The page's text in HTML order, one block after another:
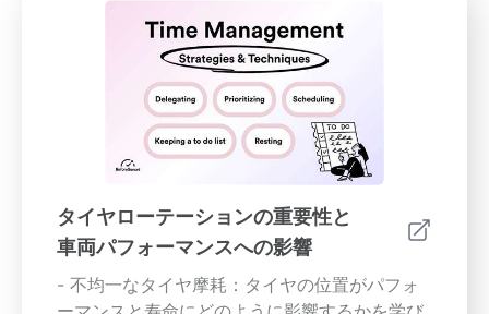
しょう。内容の概要：定期的なタイヤ回転は、
車両の健康を維持するために不可欠です。さま
ざまなタイヤ摩耗パターンを理解することで、
潜在的な問題を特定し、タイムリーな回転を計
画できます。不均一な摩耗は車両の性能と安全
性を損なう可能性があるため、定期的なメンテ
ナンスが重要です。タイヤを定期的に回転させ
ることで、タイヤの寿命を延ばし、燃費を改善
し、全体的な運転安全を向上させることができ
ます。適切にメンテナンスされたタイヤは、牽
引力の損失と制動距離を減少させ、よりスムー
タイヤローテーションの重要性と
車両パフォーマンスへの影響
- 不均一なタイヤ摩耗：タイヤの位置がパフォ